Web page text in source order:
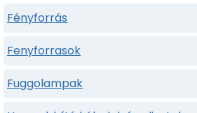
Fényforrás
Fenyforrasok
Fuggolampak